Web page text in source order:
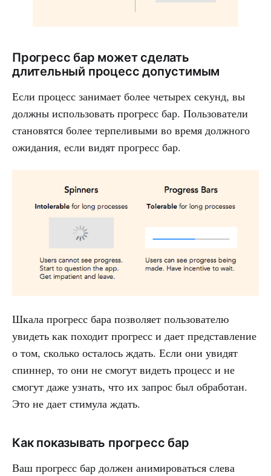
Прогресс бар может сделать
длительный процесс допустимым
Если процесс занимает более четырех секунд, вы
должны использовать прогресс бар. Пользователи
становятся более терпеливыми во время должного
ожидания, если видят прогресс бар.
Шкала прогресс бара позволяет пользователю
увидеть как походит прогресс и дает представление
о том, сколько осталось ждать. Если они увидят
спиннер, то они не смогут видеть процесс и не
смогут даже узнать, что их запрос был обработан.
Это не дает стимула ждать.
Как показывать прогресс бар
Ваш прогресс бар должен анимироваться слева